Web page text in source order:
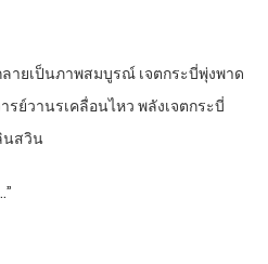
ายเป็นภาพสมบูรณ์ เจตกระบี่พุ่งพาด
ย์วานรเคลื่อนไหว พลังเจตกระบี่
นสวิน